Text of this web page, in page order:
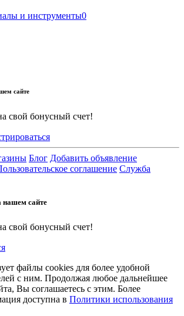
и инструменты0
сайте
свой бонусный счет!
Блог Добавить объявление
соглашение Служба
нашем сайте
свой бонусный счет!
файлы cookies для более удобной
с ним. Продолжая любое дальнейшее
Вы соглашаетесь с этим. Более
доступна в Политики использования